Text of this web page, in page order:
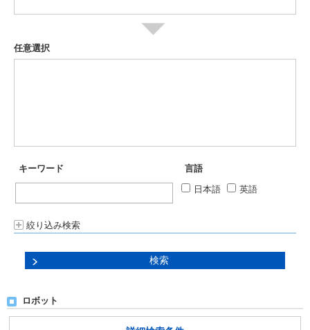
任意選択
キーワード
言語
日本語
英語
絞り込み検索
ロボット